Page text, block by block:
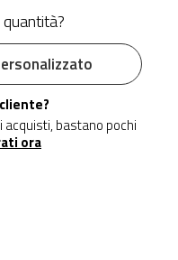
bastano pochi
ora